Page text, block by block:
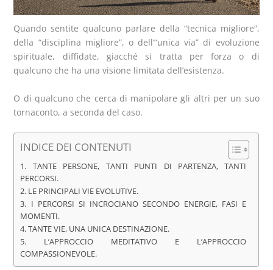
Quando sentite qualcuno parlare della “tecnica migliore”,
della “disciplina migliore”, o dell’“unica via” di evoluzione
spirituale, diffidate, giacché si tratta per forza o di
qualcuno che ha una visione limitata dell’esistenza.
O di qualcuno che cerca di manipolare gli altri per un suo
tornaconto, a seconda del caso.
INDICE DEI CONTENUTI
1. TANTE PERSONE, TANTI PUNTI DI PARTENZA, TANTI
PERCORSI.
2. LE PRINCIPALI VIE EVOLUTIVE.
3. I PERCORSI SI INCROCIANO SECONDO ENERGIE, FASI E
MOMENTI.
4. TANTE VIE, UNA UNICA DESTINAZIONE.
5. L’APPROCCIO MEDITATIVO E L’APPROCCIO
COMPASSIONEVOLE.